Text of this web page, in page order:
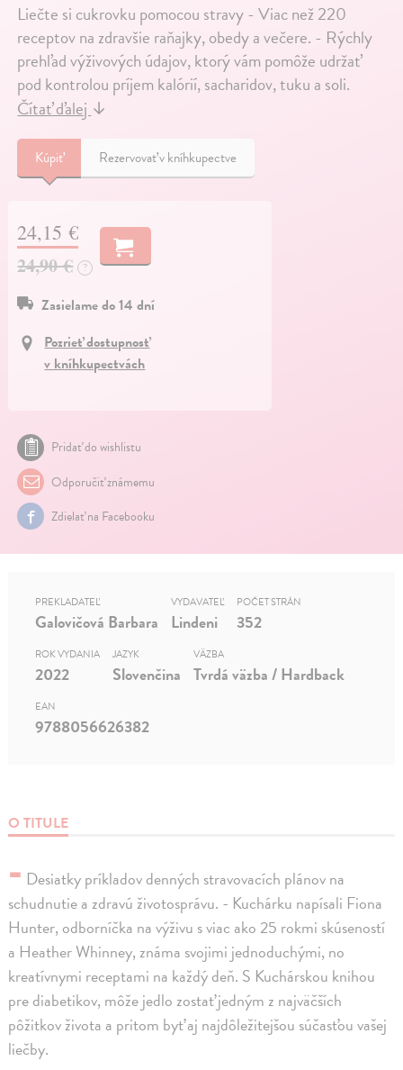
Liečte si cukrovku pomocou stravy - Viac než 220
receptov na zdravšie raňajky, obedy a večere. - Rýchly
prehľad výživových údajov, ktorý vám pomôže udržať
pod kontrolou príjem kalórií, sacharidov, tuku a soli.
Čítať ďalej↓
Kúpiť Rezervovať v kníhkupectve
24,15 €
24,90 €
?
Zasielame do 14 dní
Pozrieť dostupnosť
v kníhkupectvách
Pridať do wishlistu
Odporučiť známemu
Zdielať na Facebooku
O TITULE
- Desiatky príkladov denných stravovacích plánov na
schudnutie a zdravú životosprávu. - Kuchárku napísali Fiona
Hunter, odborníčka na výživu s viac ako 25 rokmi skúseností
a Heather Whinney, známa svojimi jednoduchými, no
kreatívnymi receptami na každý deň. S Kuchárskou knihou
pre diabetikov, môže jedlo zostať jedným z najväčších
pôžitkov života a pritom byť aj najdôležitejšou súčasťou vašej
liečby.
PREKLADATEĽ
Galovičová Barbara
VYDAVATEĽ
Lindeni
POČET STRÁN
352
ROK VYDANIA
2022
JAZYK
Slovenčina
VÄZBA
Tvrdá väzba / Hardback
EAN
9788056626382